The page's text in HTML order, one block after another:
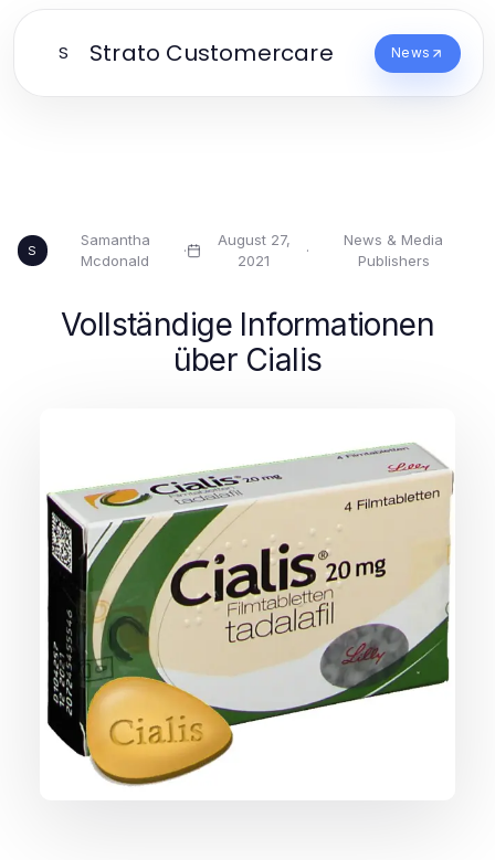
S Strato Customercare News
S
Samantha
Mcdonald
·
August 27,
2021
·
News & Media
Publishers
Vollständige Informationen
über Cialis